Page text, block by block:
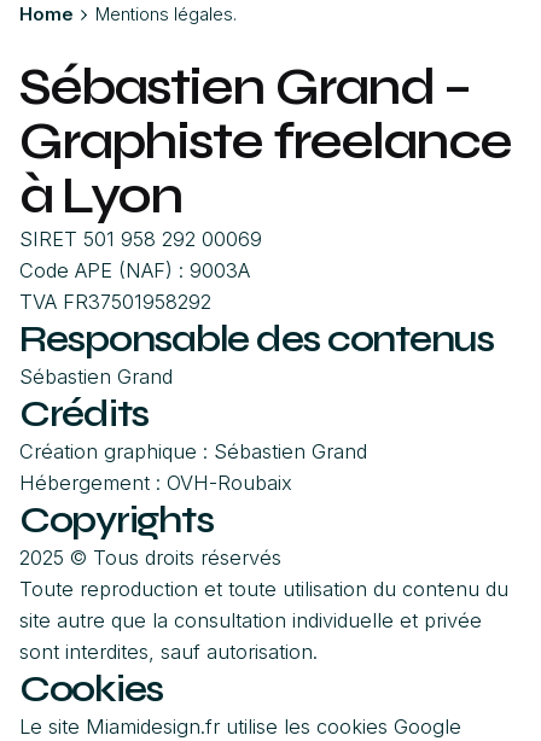
Home Mentions légales.
Sébastien Grand –
Graphiste freelance
à Lyon
SIRET 501 958 292 00069
Code APE (NAF) : 9003A
TVA FR37501958292
Responsable des contenus
Sébastien Grand
Crédits
Création graphique : Sébastien Grand
Hébergement : OVH-Roubaix
Copyrights
2025 © Tous droits réservés
Toute reproduction et toute utilisation du contenu du
site autre que la consultation individuelle et privée
sont interdites, sauf autorisation.
Cookies
Le site Miamidesign.fr utilise les cookies Google